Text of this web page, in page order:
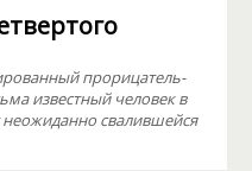
прорицатель-
известный человек в
неожиданно свалившейся